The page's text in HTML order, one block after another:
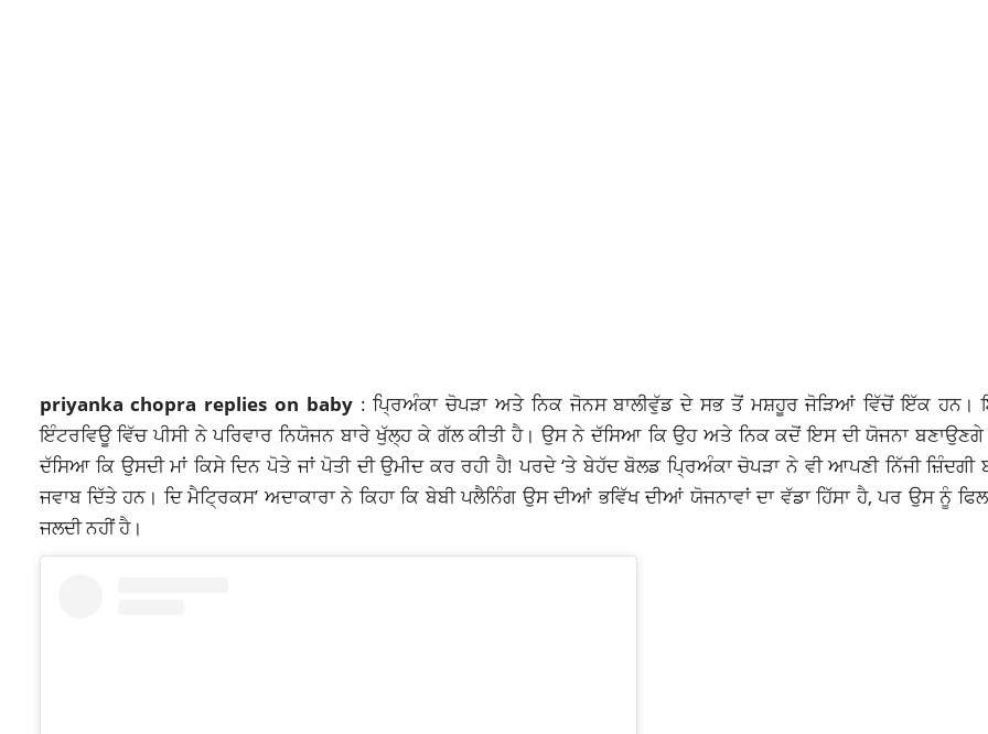
priyanka chopra replies on baby: ਪ੍ਰਿਅੰਕਾ ਚੋਪੜਾ ਅਤੇ ਨਿਕ ਜੋਨਸ ਬਾਲੀਵੁੱਡ ਦੇ ਸਭ ਤੋਂ ਮਸ਼ਹੂਰ ਜੋੜਿਆਂ ਵਿੱਚੋਂ ਇੱਕ ਹਨ।
ਇੰਟਰਵਿਊ ਵਿੱਚ ਪੀਸੀ ਨੇ ਪਰਿਵਾਰ ਨਿਯੋਜਨ ਬਾਰੇ ਖੁੱਲ੍ਹ ਕੇ ਗੱਲ ਕੀਤੀ ਹੈ।ਉਸ ਨੇ ਦੱਸਿਆ ਕਿ ਉਹ ਅਤੇ ਨਿਕ ਕਦੋਂ ਇਸ ਦੀ ਯੋਜਨਾ
ਦੱਸਿਆ ਕਿ ਉਸਦੀ ਮਾਂ ਕਿਸੇ ਦਿਨ ਪੋਤੇ ਜਾਂ ਪੋਤੀ ਦੀ ਉਮੀਦ ਕਰ ਰਹੀ ਹੈ! ਪਰਦੇ ‘ਤੇ ਬੇਹੱਦ ਬੋਲਡ ਪ੍ਰਿਅੰਕਾ ਚੋਪੜਾ ਨੇ ਵੀ ਆਪਣੀ ਨਿੱਜੀ ਜ਼ਿੰਦਗੀ
ਜਵਾਬ ਦਿੱਤੇ ਹਨ। ਦਿ ਮੈਟ੍ਰਿਕਸ’ ਅਦਾਕਾਰਾ ਨੇ ਕਿਹਾ ਕਿ ਬੇਬੀ ਪਲੈਨਿੰਗ ਉਸ ਦੀਆਂ ਭਵਿੱਖ ਦੀਆਂ ਯੋਜਨਾਵਾਂ ਦਾ ਵੱਡਾ ਹਿੱਸਾ ਹੈ, ਪਰ ਉਸ ਨੂੰ
ਜਲਦੀ ਨਹੀਂ ਹੈ।